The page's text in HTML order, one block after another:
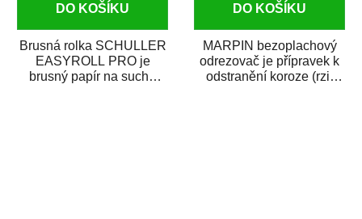
DO KOŠÍKU
Brusná rolka SCHULLER
EASYROLL PRO je
brusný papír na suché
DO KOŠÍKU
MARPIN bezoplachový
odrezovač je přípravek k
odstranění koroze (rzi)